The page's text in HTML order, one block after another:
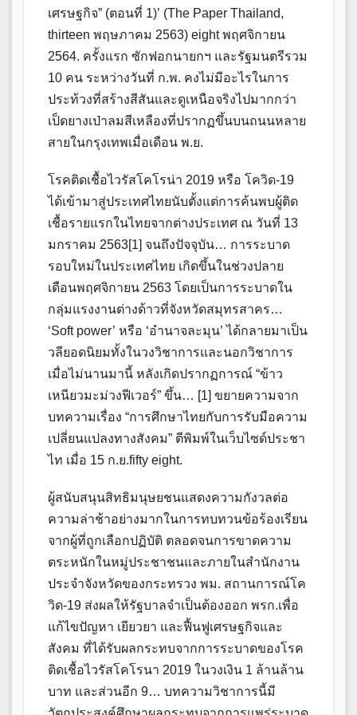
เศรษฐกิจ” (ตอนที่ 1)’ (The Paper Thailand,
thirteen พฤษภาคม 2563) eight พฤศจิกายน
2564. ครั้งแรก ซักฟอกนายกฯ และรัฐมนตรีรวม
10 คน ระหว่างวันที่ ก.พ. คงไม่มีอะไรในการ
ประท้วงที่สร้างสีสันและดูเหนือจริงไปมากกว่า
เป็ดยางเป่าลมสีเหลืองที่ปรากฏขึ้นบนถนนหลาย
สายในกรุงเทพเมื่อเดือน พ.ย.
โรคติดเชื้อไวรัสโคโรน่า 2019 หรือ โควิด-19
ได้เข้ามาสู่ประเทศไทยนับตั้งแต่การค้นพบผู้ติด
เชื้อรายแรกในไทยจากต่างประเทศ ณ วันที่ 13
มกราคม 2563[1] จนถึงปัจจุบัน… การระบาด
รอบใหม่ในประเทศไทย เกิดขึ้นในช่วงปลาย
เดือนพฤศจิกายน 2563 โดยเป็นการระบาดใน
กลุ่มแรงงานต่างด้าวที่จังหวัดสมุทรสาคร…
‘Soft power’ หรือ ‘อำนาจละมุน’ ได้กลายมาเป็น
วลียอดนิยมทั้งในวงวิชาการและนอกวิชาการ
เมื่อไม่นานมานี้ หลังเกิดปรากฏการณ์ “ข้าว
เหนียวมะม่วงฟีเวอร์” ขึ้น… [1] ขยายความจาก
บทความเรื่อง “การศึกษาไทยกับการรับมือความ
เปลี่ยนแปลงทางสังคม” ตีพิมพ์ในเว็บไซด์ประชา
ไท เมื่อ 15 ก.ย.fifty eight.
ผู้สนับสนุนสิทธิมนุษยชนแสดงความกังวลต่อ
ความล่าช้าอย่างมากในการทบทวนข้อร้องเรียน
จากผู้ที่ถูกเลือกปฏิบัติ ตลอดจนการขาดความ
ตระหนักในหมู่ประชาชนและภายในสำนักงาน
ประจำจังหวัดของกระทรวง พม. สถานการณ์โค
วิด-19 ส่งผลให้รัฐบาลจำเป็นต้องออก พรก.เพื่อ
แก้ไขปัญหา เยียวยา และฟื้นฟูเศรษฐกิจและ
สังคม ที่ได้รับผลกระทบจากการระบาดของโรค
ติดเชื้อไวรัสโคโรนา 2019 ในวงเงิน 1 ล้านล้าน
บาท และส่วนอีก 9… บทความวิชาการนี้มี